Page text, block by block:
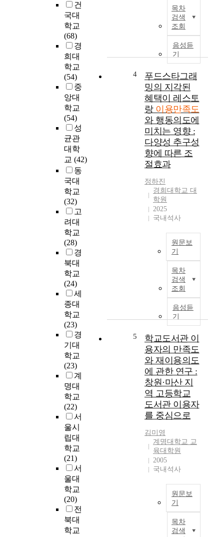
건
국대
학교
(68)
경
희대
학교
(54)
중
앙대
학교
(54)
성
균관
대학
교 (42)
동
국대
학교
(32)
고
려대
학교
(28)
경
북대
학교
(24)
세
종대
학교
(23)
경
기대
학교
(23)
계
명대
학교
(22)
서
울시
립대
학교
(21)
서
울대
학교
(20)
전
북대
학교
e
목차
검색
조회
음성듣
기
n
4
푸드스타그래
밍의 지각된
혜택이 레스토
랑 이용만족도
와 행동의도에
미치는 영향 :
다양성 추구성
향에 따른 조
절효과
정하진
경희대학교 대
학원
2025
국내석사
원문보
기
목차
검색
조회
음성듣
기
5
학교도서관 이
용자의 만족도
와 재이용의도
에 관한 연구 :
창원·마산 지
역 고등학교
도서관 이용자
를 중심으로
김미영
계명대학교 교
육대학원
2005
국내석사
원문보
기
목차
검색